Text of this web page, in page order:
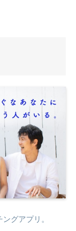
グアプリ。